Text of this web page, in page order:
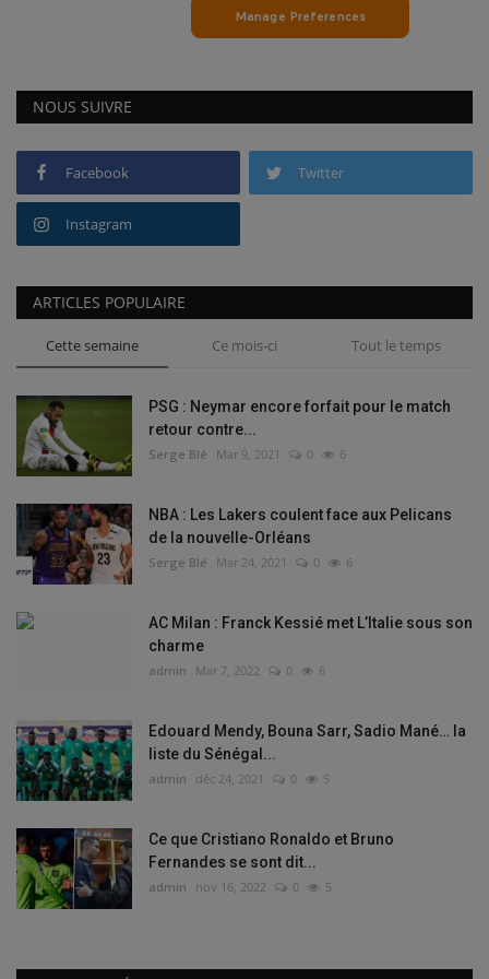
NOUS SUIVRE
Facebook Twitter
Instagram
ARTICLES POPULAIRE
Cette semaine Ce mois-ci Tout le temps
PSG : Neymar encore forfait pour le match
retour contre...
Serge Blé Mar 9, 2021 0 6
NBA : Les Lakers coulent face aux Pelicans
de la nouvelle-Orléans
Serge Blé Mar 24, 2021 0 6
AC Milan : Franck Kessié met L’Italie sous son
charme
admin Mar 7, 2022 0 6
Edouard Mendy, Bouna Sarr, Sadio Mané… la
liste du Sénégal...
admin déc 24, 2021 0 5
Ce que Cristiano Ronaldo et Bruno
Fernandes se sont dit...
admin nov 16, 2022 0 5